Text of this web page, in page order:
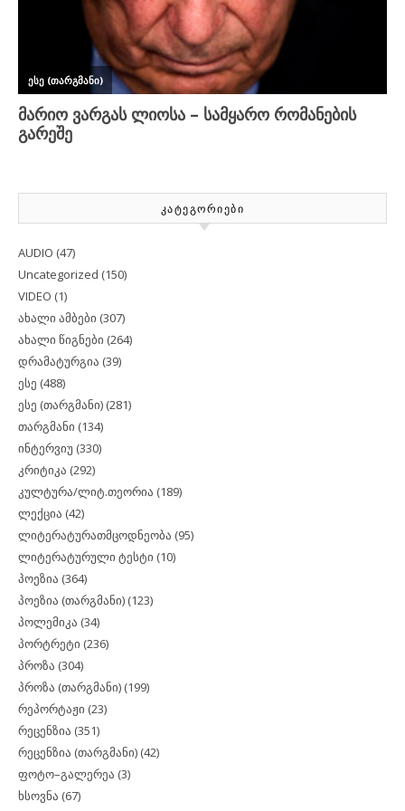
ᲙᲐᲢᲔᲒᲝᲠᲘᲔᲑᲘ
AUDIO (47)
Uncategorized (150)
VIDEO (1)
ახალი ამბები (307)
ახალი წიგნები (264)
დრამატურგია (39)
ესე (488)
ესე (თარგმანი) (281)
თარგმანი (134)
ინტერვიუ (330)
კრიტიკა (292)
კულტურა/ლიტ.თეორია (189)
ლექცია (42)
ლიტერატურათმცოდნეობა (95)
ლიტერატურული ტესტი (10)
პოეზია (364)
პოეზია (თარგმანი) (123)
პოლემიკა (34)
პორტრეტი (236)
პროზა (304)
პროზა (თარგმანი) (199)
რეპორტაჟი (23)
რეცენზია (351)
რეცენზია (თარგმანი) (42)
ფოტო–გალერეა (3)
ხსოვნა (67)